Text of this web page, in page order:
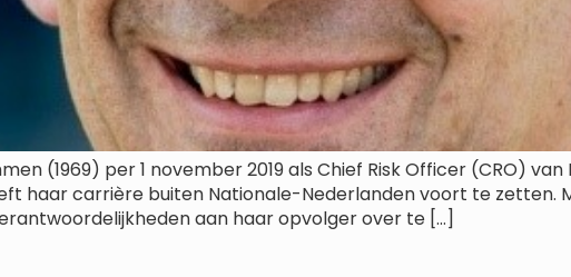
(1969) per 1 november 2019 als Chief Risk Officer (CRO)
haar carrière buiten Nationale-Nederlanden voort te zetten.
aan haar opvolger over te […]